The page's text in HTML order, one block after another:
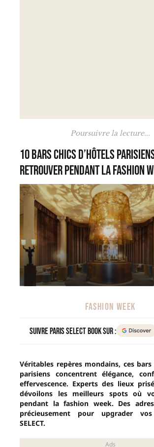
Poursuivre la lecture...
10 bars chics d’hôtels
retrouver pendant la Fashion
FASHION WEEK
Suivre Paris Select Book sur :
Véritables repères mondains, ces bars
parisiens concentrent élégance,
effervescence. Experts des lieux
dévoilons les meilleurs spots où
pendant la fashion week. Des
précieusement pour upgrader vos
SELECT.